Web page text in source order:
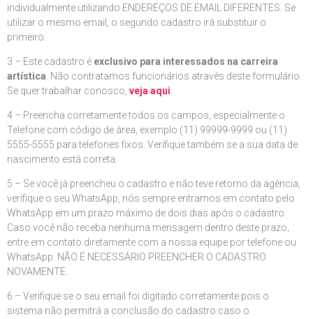
individualmente utilizando ENDEREÇOS DE EMAIL DIFERENTES. Se
utilizar o mesmo email, o segundo cadastro irá substituir o
primeiro.
3 – Este cadastro é exclusivo para interessados na carreira
artística . Não contratamos funcionários através deste formulário.
Se quer trabalhar conosco, veja aqui
4 – Preencha corretamente todos os campos, especialmente o
Telefone com código de área, exemplo (11) 99999-9999 ou (11)
5555-5555 para telefones fixos. Verifique também se a sua data de
nascimento está correta.
5 – Se você já preencheu o cadastro e não teve retorno da agência,
verifique o seu WhatsApp, nós sempre entramos em contato pelo
WhatsApp em um prazo máximo de dois dias após o cadastro.
Caso você não receba nenhuma mensagem dentro deste prazo,
entre em contato diretamente com a nossa equipe por telefone ou
WhatsApp. NÃO É NECESSÁRIO PREENCHER O CADASTRO
NOVAMENTE.
6 – Verifique se o seu email foi digitado corretamente pois o
sistema não permitrá a conclusão do cadastro caso o